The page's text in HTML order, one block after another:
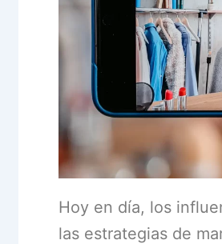
Hoy en día, los
las estrategias de